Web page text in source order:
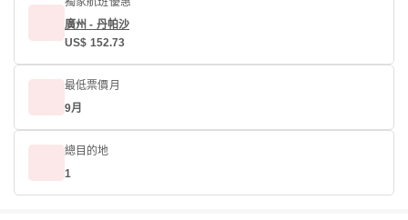
廣州 - 丹帕沙
US$ 152.73
最低票價月
9月
總目的地
1